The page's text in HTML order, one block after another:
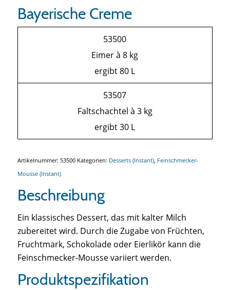
Bayerische Creme
53500
Eimer à 8 kg
ergibt 80 L
53507
Faltschachtel à 3 kg
ergibt 30 L
Artikelnummer: 53500 Kategorien: Desserts (Instant), Feinschmecker-
Mousse (Instant)
Beschreibung
Ein klassisches Dessert, das mit kalter Milch
zubereitet wird. Durch die Zugabe von Früchten,
Fruchtmark, Schokolade oder Eierlikör kann die
Feinschmecker-Mousse variiert werden.
Produktspezifikation